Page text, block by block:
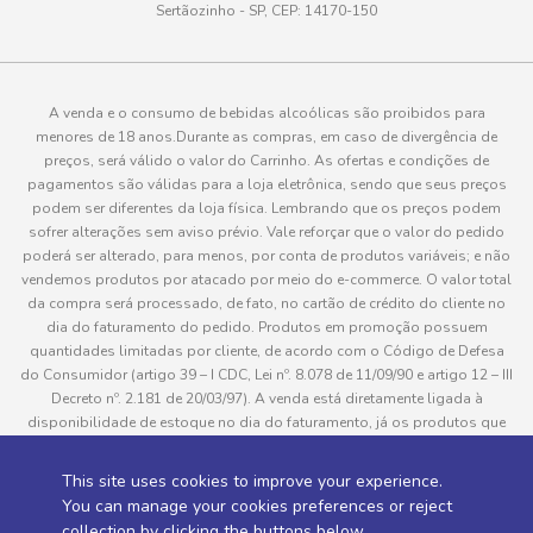
This site uses cookies to improve your experience.
You can manage your cookies preferences or reject
Sertãozinho - SP, CEP: 14170-150
A venda e o consumo de bebidas alcoólicas são proibidos para
menores de 18 anos.Durante as compras, em caso de divergência de
preços, será válido o valor do Carrinho. As ofertas e condições de
pagamentos são válidas para a loja eletrônica, sendo que seus preços
podem ser diferentes da loja física. Lembrando que os preços podem
sofrer alterações sem aviso prévio. Vale reforçar que o valor do pedido
poderá ser alterado, para menos, por conta de produtos variáveis; e não
vendemos produtos por atacado por meio do e-commerce. O valor total
da compra será processado, de fato, no cartão de crédito do cliente no
dia do faturamento do pedido. Produtos em promoção possuem
quantidades limitadas por cliente, de acordo com o Código de Defesa
do Consumidor (artigo 39 – I CDC, Lei nº. 8.078 de 11/09/90 e artigo 12 – III
Decreto nº. 2.181 de 20/03/97). A venda está diretamente ligada à
disponibilidade de estoque no dia do faturamento, já os produtos que
pedido do cliente, este não será entregue e o valor do item não será
cobrado. As fotos dos produtos no site são ilustrativas, podendo haver